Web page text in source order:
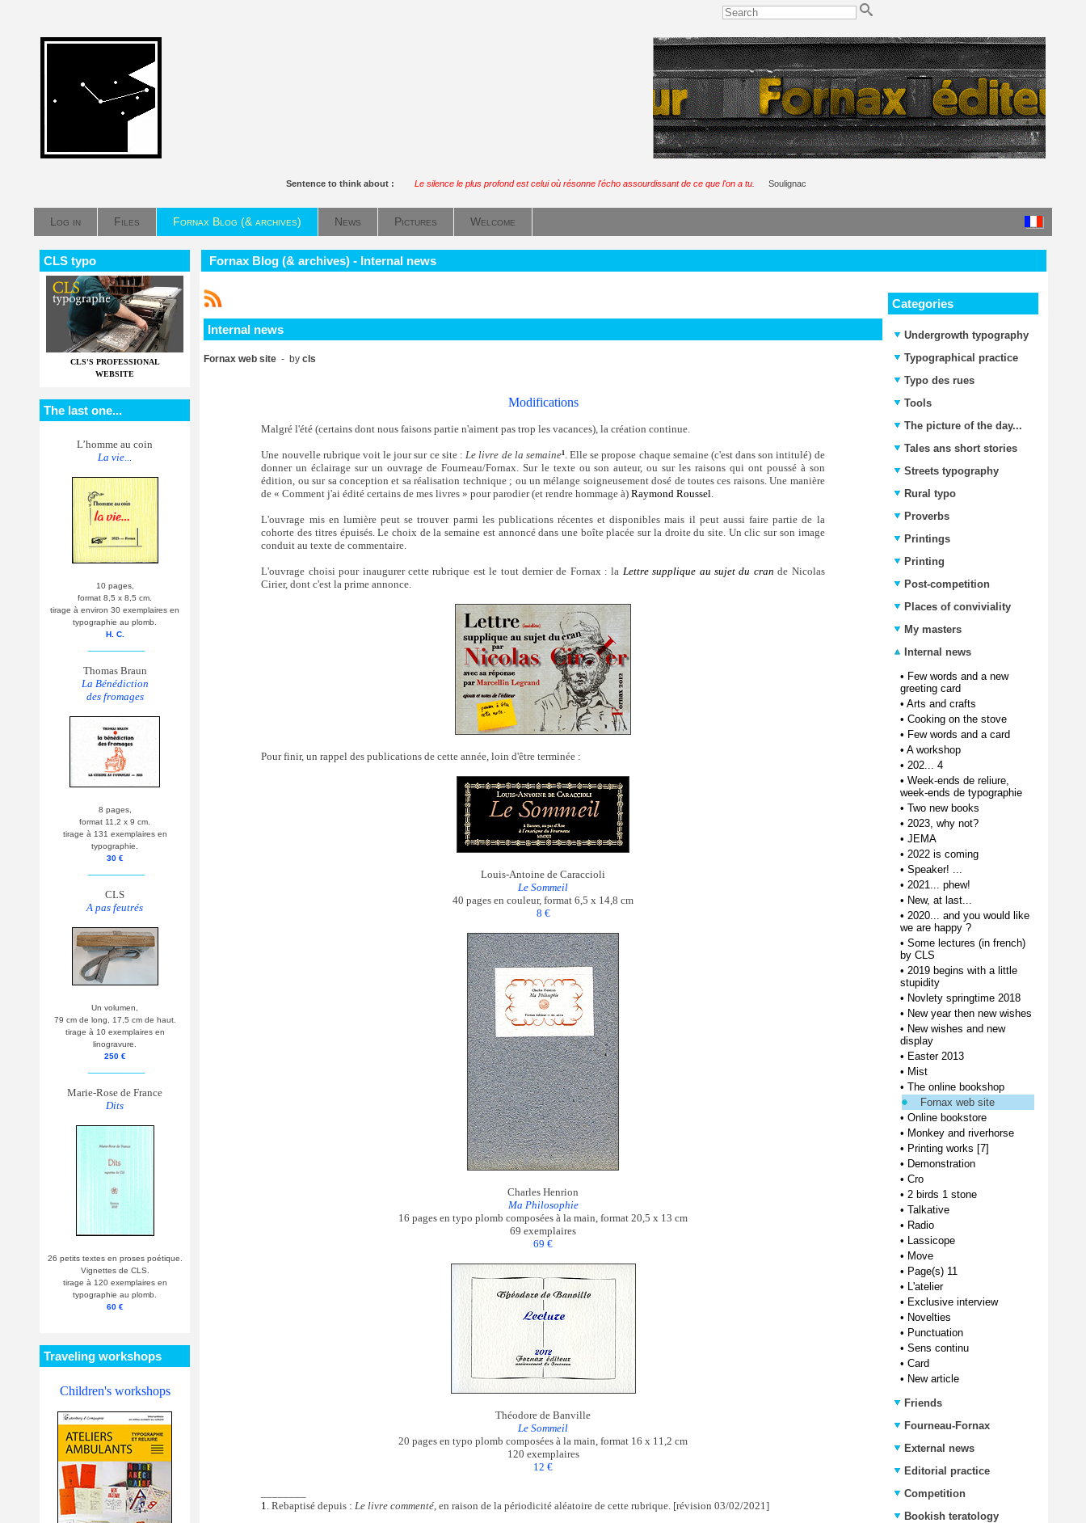
Sentence to think about : Le silence le plus profond est celui où résonne l'écho assourdissant de ce que l'on a tu. Soulignac
Log in Files Fornax Blog (& archives) News Pictures Welcome
CLS typo
CLS'S PROFESSIONAL
WEBSITE
The last one...
L’homme au coin
La vie...
10 pages,
format 8,5 x 8,5 cm.
tirage à environ 30 exemplaires en
typographie au plomb.
H. C.
Thomas Braun
La Bénédiction
des fromages
8 pages,
format 11,2 x 9 cm.
tirage à 131 exemplaires en
typographie.
30 €
CLS
A pas feutrés
Un volumen,
79 cm de long, 17,5 cm de haut.
tirage à 10 exemplaires en
linogravure.
250 €
Marie-Rose de France
Dits
26 petits textes en proses poétique.
Vignettes de CLS.
tirage à 120 exemplaires en
typographie au plomb.
60 €
Traveling workshops
Children's workshops
Fornax Blog (& archives) - Internal news
Internal news
Fornax web site - by cls
Modifications
Malgré l'été (certains dont nous faisons partie n'aiment pas trop les vacances), la création continue.
Une nouvelle rubrique voit le jour sur ce site : Le livre de la semaine1. Elle se propose chaque semaine (c'est dans son intitulé) de
donner un éclairage sur un ouvrage de Fourneau/Fornax. Sur le texte ou son auteur, ou sur les raisons qui ont poussé à son
édition, ou sur sa conception et sa réalisation technique ; ou un mélange soigneusement dosé de toutes ces raisons. Une manière
de « Comment j'ai édité certains de mes livres » pour parodier (et rendre hommage à)Raymond Roussel
L'ouvrage mis en lumière peut se trouver parmi les publications récentes et disponibles mais il peut aussi faire partie de la
cohorte des titres épuisés. Le choix de la semaine est annoncé dans une boîte placée sur la droite du site. Un clic sur son image
conduit au texte de commentaire.
L'ouvrage choisi pour inaugurer cette rubrique est le tout dernier de Fornax : la Lettre supplique au sujet du cran de Nicolas
Cirier, dont c'est la prime annonce.
Pour finir, un rappel des publications de cette année, loin d'être terminée :
Louis-Antoine de Caraccioli
Le Sommeil
40 pages en couleur, format 6,5 x 14,8 cm
8 €
Charles Henrion
Ma Philosophie
16 pages en typo plomb composées à la main, format 20,5 x 13 cm
69 exemplaires
69 €
Théodore de Banville
Le Sommeil
20 pages en typo plomb composées à la main, format 16 x 11,2 cm
120 exemplaires
12 €
1 . Rebaptisé depuis : Le livre commenté , en raison de la périodicité aléatoire de cette rubrique. [révision 03/02/2021]
Categories
Undergrowth typography
Typographical practice
Typo des rues
Tools
The picture of the day...
Tales ans short stories
Streets typography
Rural typo
Proverbs
Printings
Printing
Post-competition
Places of conviviality
My masters
Internal news
• Few words and a new
greeting card
• Arts and crafts
• Cooking on the stove
• Few words and a card
• A workshop
• 202... 4
• Week-ends de reliure,
week-ends de typographie
• Two new books
• 2023, why not?
• JEMA
• 2022 is coming
• Speaker! ...
• 2021... phew!
• New, at last...
• 2020... and you would like
we are happy ?
• Some lectures (in french)
by CLS
• 2019 begins with a little
stupidity
• Novlety springtime 2018
• New year then new wishes
• New wishes and new
display
• Easter 2013
• Mist
• The online bookshop
Fornax web site
• Online bookstore
• Monkey and riverhorse
• Printing works [7]
• Demonstration
• Cro
• 2 birds 1 stone
• Talkative
• Radio
• Lassicope
• Move
• Page(s) 11
• L'atelier
• Exclusive interview
• Novelties
• Punctuation
• Sens continu
• Card
• New article
Friends
Fourneau-Fornax
External news
Editorial practice
Competition
Bookish teratology